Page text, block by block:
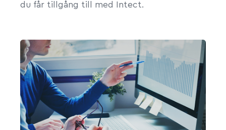
du får tillgång till med Intect.